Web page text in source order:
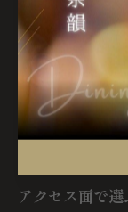
利用シーンや同行
す。例えば、仕事
利用やグループ
クセス方法と営業
当日のトラブルを
す。
アクセス面で